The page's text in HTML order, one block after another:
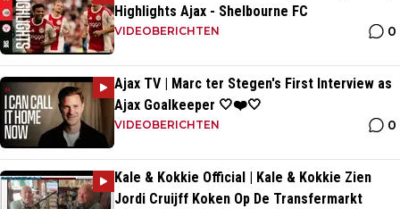
Highlights Ajax - Shelbourne FC
VIDEOBERICHTEN 0
Ajax TV | Marc ter Stegen's First Interview as
Ajax Goalkeeper 🤍❤️🤍
VIDEOBERICHTEN 0
Kale & Kokkie Official | Kale & Kokkie Zien
Jordi Cruijff Koken Op De Transfermarkt